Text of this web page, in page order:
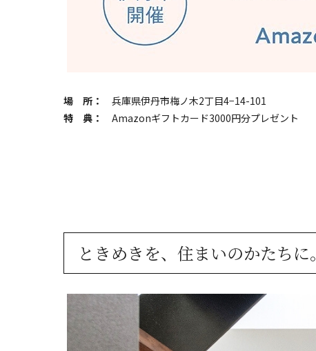
場 所：
兵庫県伊丹市梅ノ木2丁目4−14-101
特 典：
Amazonギフトカード3000円分プレゼント
ときめきを、住まいのかたちに。